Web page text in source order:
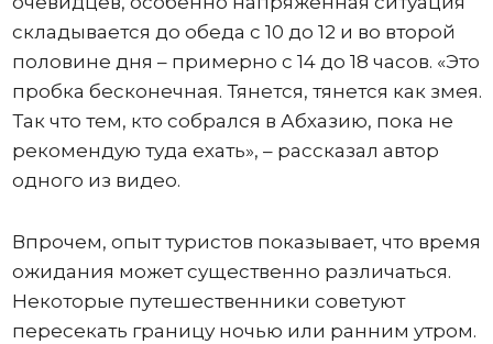
складывается до обеда с 10 до 12 и во второй
половине дня – примерно с 14 до 18 часов. «Это
пробка бесконечная. Тянется, тянется как змея.
Так что тем, кто собрался в Абхазию, пока не
рекомендую туда ехать», – рассказал автор
одного из видео.
Впрочем, опыт туристов показывает, что время
ожидания может существенно различаться.
Некоторые путешественники советуют
пересекать границу ночью или ранним утром.